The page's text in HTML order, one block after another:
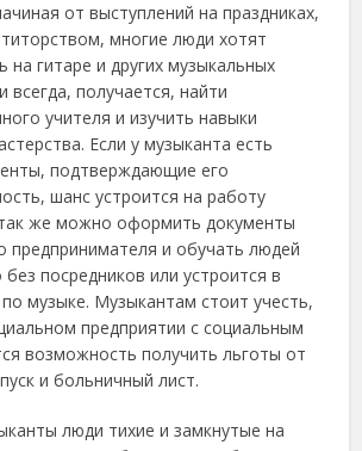
от выступлений на праздниках,
многие люди хотят
на гитаре и других музыкальных
всегда, получается, найти
учителя и изучить навыки
Если у музыканта есть
подтверждающие его
шанс устроится на работу
же можно оформить документы
предпринимателя и обучать людей
посредников или устроится в
музыке. Музыкантам стоит учесть,
предприятии с социальным
возможность получить льготы от
и больничный лист.
люди тихие и замкнутые на